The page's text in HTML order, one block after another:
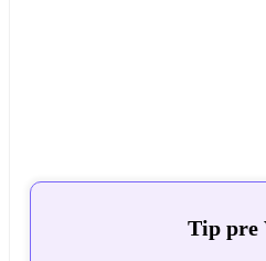
Tip pre